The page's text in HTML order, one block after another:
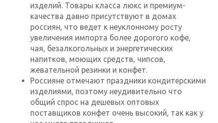
изделий. Товары класса люкс и премиум-
качества давно присутствуют в домах
россиян, что ведет к неуклонному росту
увеличения импорта более дорогого кофе,
чая, безалкогольных и энергетических
напитков, моющих средств, чипсов,
жевательной резинки и конфет.
Россияне отмечают праздники кондитерскими
изделиями, поэтому неудивительно что
общий спрос на дешевых оптовых
поставщиков конфет очень высокий, так как у